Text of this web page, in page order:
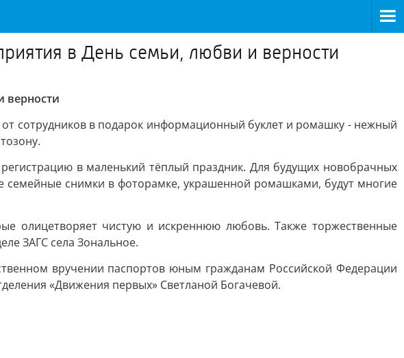
в День семьи, любви и верности
верности
сотрудников в подарок информационный буклет и ромашку - нежный
в маленький тёплый праздник. Для будущих новобрачных
семейные снимки в фоторамке, украшенной ромашками, будут многие
олицетворяет чистую и искреннюю любовь. Также торжественные
ЗАГС села Зональное.
вручении паспортов юным гражданам Российской Федерации
«Движения первых» Светланой Богачевой.